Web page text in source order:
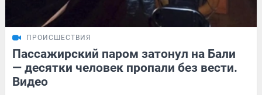
ПРОИСШЕСТВИЯ
Пассажирский паром затонул на Бали
— десятки человек пропали без вести.
Видео